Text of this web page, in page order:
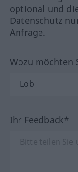
optional und
Datenschutz
Anfrage.
Wozu möchten
Ihr Feedback*